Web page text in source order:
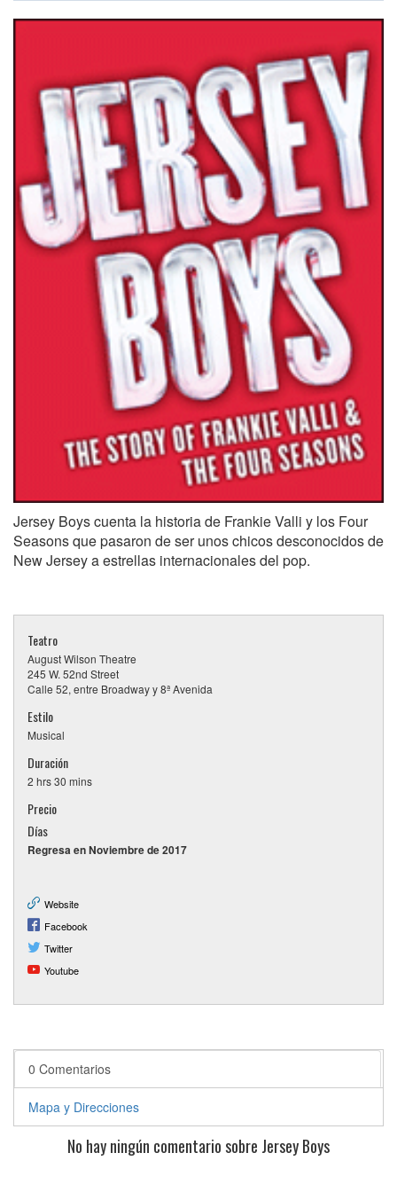
Jersey Boys cuenta la historia de Frankie Valli y los Four
Seasons que pasaron de ser unos chicos desconocidos de
New Jersey a estrellas internacionales del pop.
Teatro
August Wilson Theatre
245 W. 52nd Street
Calle 52, entre Broadway y 8ª Avenida
Estilo
Musical
Duración
2 hrs 30 mins
Precio
Días
Regresa en Noviembre de 2017
Website
Facebook
Twitter
Youtube
0 Comentarios
Mapa y Direcciones
No hay ningún comentario sobre Jersey Boys